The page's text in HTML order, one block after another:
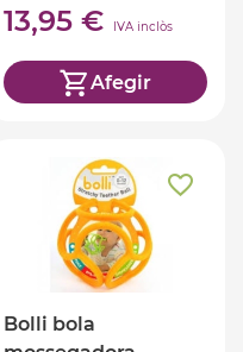
13,95 € IVA inclòs
Afegir
Bolli bola